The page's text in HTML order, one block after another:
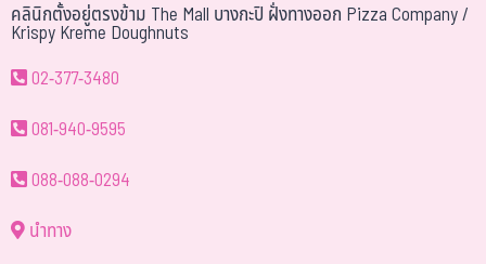
คลินิกตั้งอยู่ตรงข้าม The Mall บางกะปิ ฝั่งทางออก Pizza Company /
Krispy Kreme Doughnuts
02-377-3480
081-940-9595
088-088-0294
นำทาง